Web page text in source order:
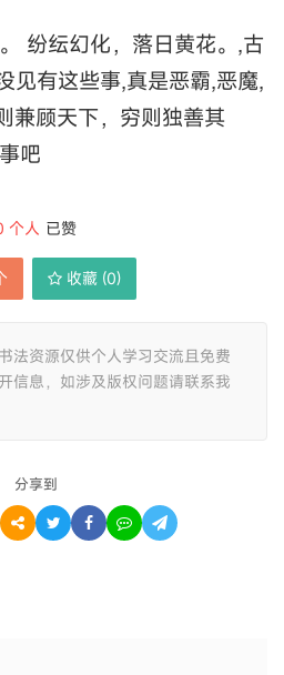
纷纭幻化，落日黄花。,古
见有这些事,真是恶霸,恶魔,
兼顾天下，穷则独善其
吧
个人 已赞
收藏 (0)
法资源仅供个人学习交流且免费
信息，如涉及版权问题请联系我
分享到